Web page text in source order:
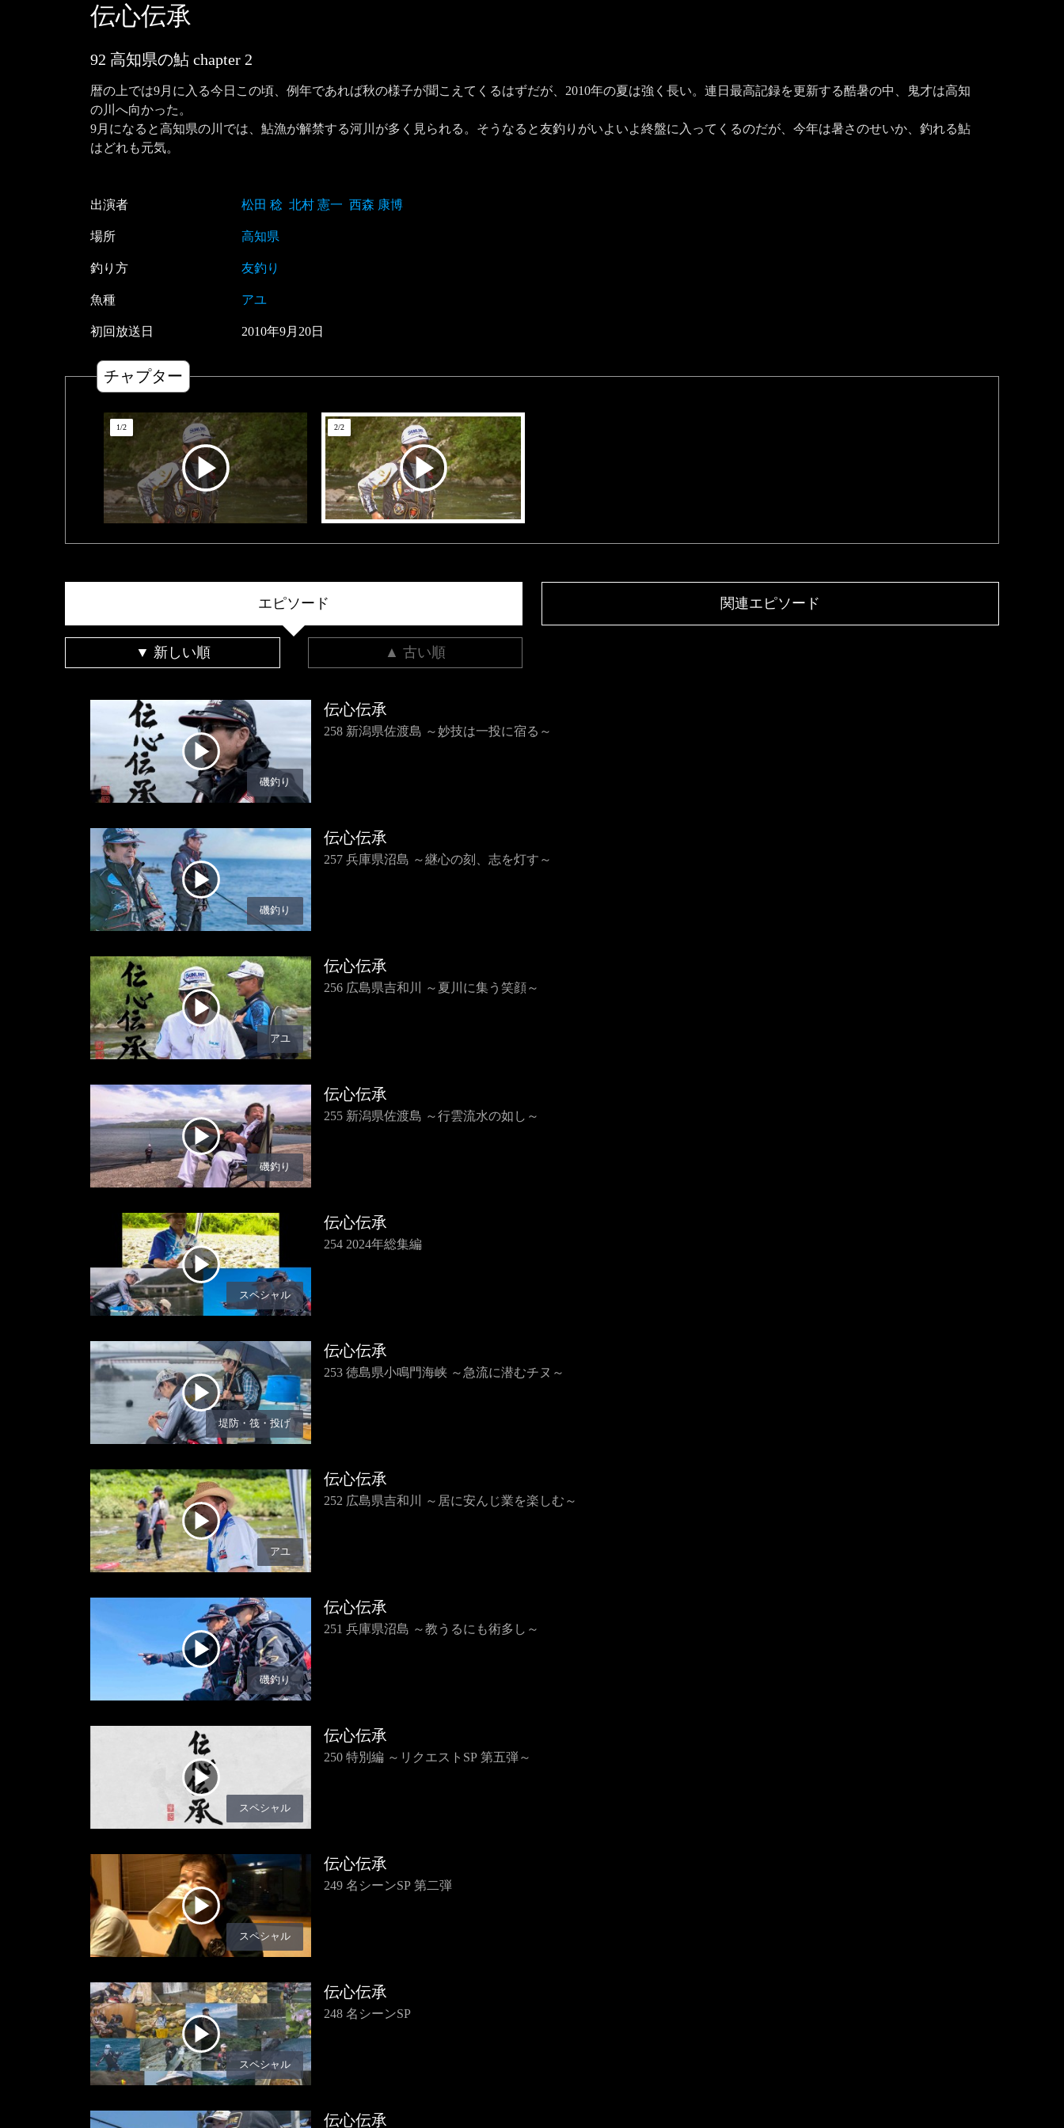
伝心伝承
92 高知県の鮎 chapter 2
暦の上では9月に入る今日この頃、例年であれば秋の様子が聞こえてくるはずだが、2010年の夏は強く長い。連日最高記録を更新する酷暑の中、鬼才は高知
の川へ向かった。
9月になると高知県の川では、鮎漁が解禁する河川が多く見られる。そうなると友釣りがいよいよ終盤に入ってくるのだが、今年は暑さのせいか、釣れる鮎
はどれも元気。
出演者 松田 稔 北村 憲一 西森 康博
場所 高知県
釣り方 友釣り
魚種 アユ
初回放送日 2010年9月 20日
チャプター
1/2 2/2
エピソード 関連エピソード
▼ 新しい順 ▲ 古い順
磯釣り
伝心伝承
258 新潟県佐渡島 ～妙技は一投に宿る～
磯釣り
伝心伝承
257 兵庫県沼島 ～継心の刻、志を灯す～
アユ
伝心伝承
256 広島県吉和川 ～夏川に集う笑顔～
磯釣り
伝心伝承
255 新潟県佐渡島 ～行雲流水の如し～
スペシャル
伝心伝承
254 2024年総集編
堤防・筏・投げ
伝心伝承
253 徳島県小鳴門海峡 ～急流に潜むチヌ～
アユ
伝心伝承
252 広島県吉和川 ～居に安んじ業を楽しむ～
磯釣り
伝心伝承
251 兵庫県沼島 ～教うるにも術多し～
スペシャル
伝心伝承
250 特別編 ～リクエストSP 第五弾～
スペシャル
伝心伝承
249 名シーンSP 第二弾
スペシャル
伝心伝承
248 名シーンSP
伝心伝承